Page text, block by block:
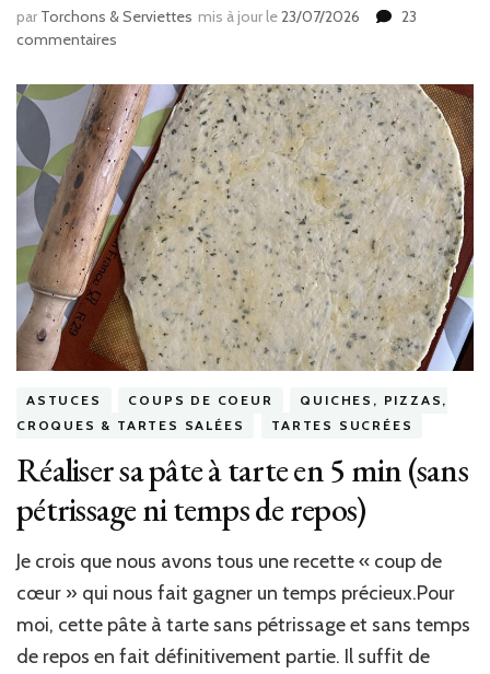
par Torchons & Serviettes mis à jour le23/07/2026
23
commentaires
au
chocolat
(sans
sorbetière)
ASTUCES COUPS DE COEUR
QUICHES, PIZZAS,
CROQUES & TARTES SALÉES
TARTES SUCRÉES
Réaliser sa pâte à tarte en 5 min (sans
pétrissage ni temps de repos)
Je crois que nous avons tous une recette « coup de
cœur » qui nous fait gagner un temps précieux.Pour
moi, cette pâte à tarte sans pétrissage et sans temps
de repos en fait définitivement partie. Il suffit de